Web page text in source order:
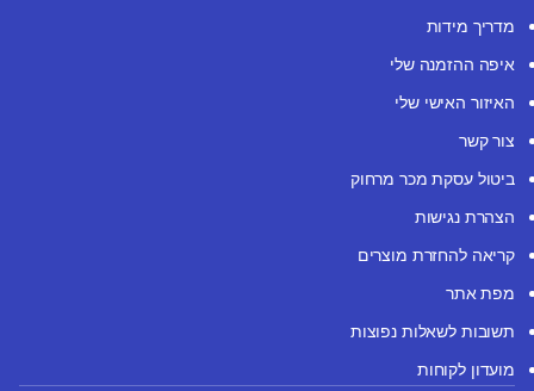
מדריך מידות
איפה ההזמנה שלי
האיזור האישי שלי
צור קשר
ביטול עסקת מכר מרחוק
הצהרת נגישות
קריאה להחזרת מוצרים
מפת אתר
תשובות לשאלות נפוצות
מועדון לקוחות